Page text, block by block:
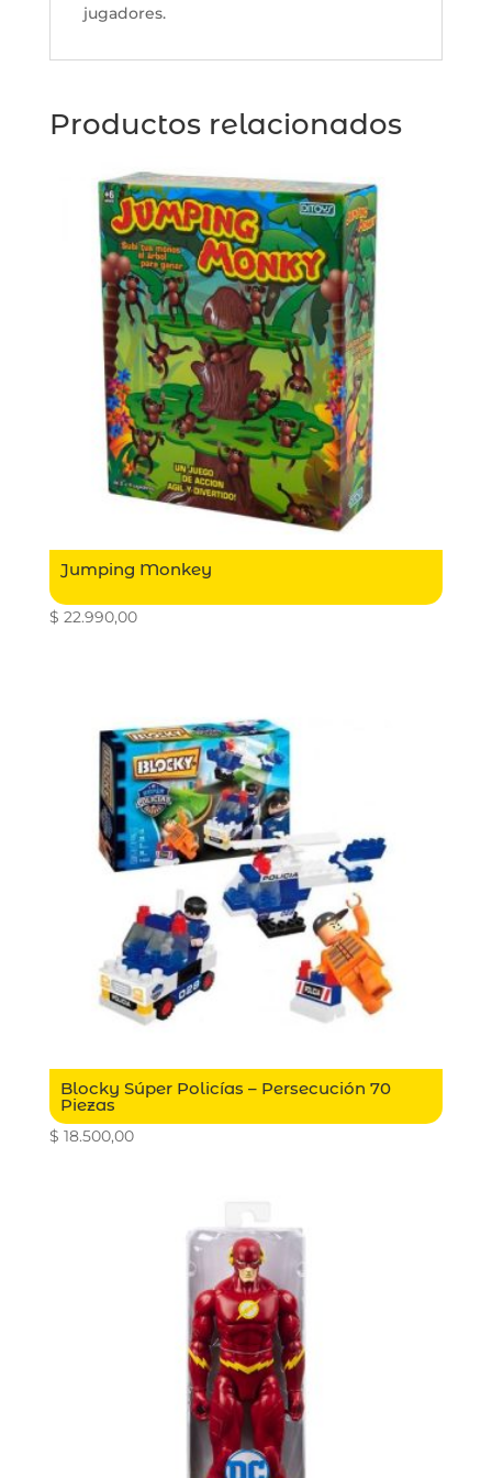
jugadores.
Productos relacionados
Jumping Monkey
$ 22.990,00
Blocky Súper Policías – Persecución 70
Piezas
$ 18.500,00